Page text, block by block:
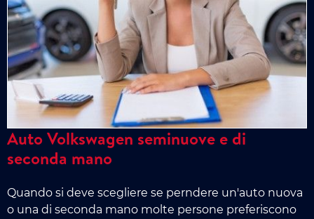
Auto Volkswagen seminuove e di
seconda mano
Quando si deve scegliere se perndere un'auto nuova
o una di seconda mano molte persone preferiscono